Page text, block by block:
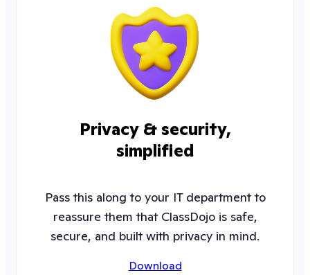
Privacy & security,
simplified
Pass this along to your IT department to
reassure them that ClassDojo is safe,
secure, and built with privacy in mind.
Download